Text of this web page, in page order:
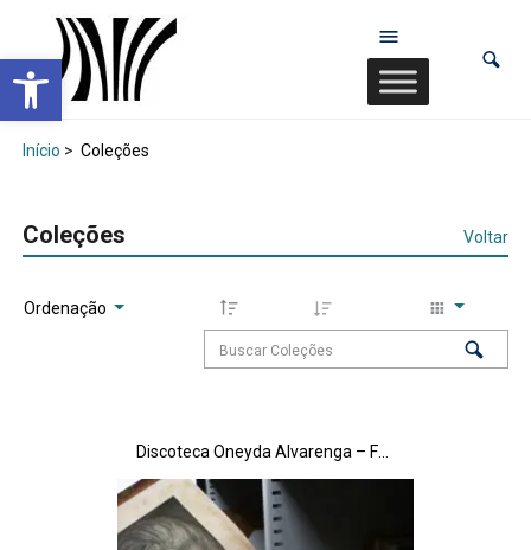
Abrir a barra de ferramentas
Início > Coleções
Coleções Voltar
Ordenação
Discoteca Oneyda Alvarenga – Fonogramas